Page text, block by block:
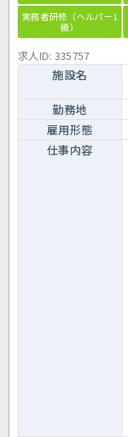
実務者研修（ヘルパー1
級）
求人ID: 335757
施設名
勤務地
雇用形態
仕事内容